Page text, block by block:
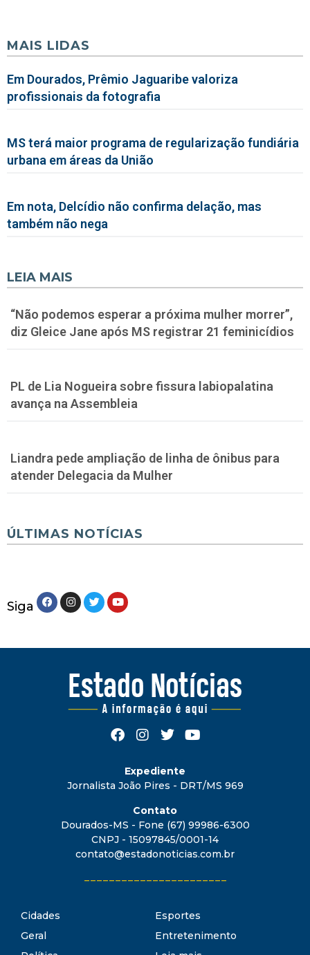
MAIS LIDAS
Em Dourados, Prêmio Jaguaribe valoriza
profissionais da fotografia
MS terá maior programa de regularização fundiária
urbana em áreas da União
Em nota, Delcídio não confirma delação, mas
também não nega
LEIA MAIS
“Não podemos esperar a próxima mulher morrer”,
diz Gleice Jane após MS registrar 21 feminicídios
PL de Lia Nogueira sobre fissura labiopalatina
avança na Assembleia
Liandra pede ampliação de linha de ônibus para
atender Delegacia da Mulher
ÚLTIMAS NOTÍCIAS
Siga
Expediente
Jornalista João Pires - DRT/MS 969
Contato
Dourados-MS - Fone (67) 99986-6300
CNPJ - 15097845/0001-14
contato@estadonoticias.com.br
Cidades
Geral
Esportes
Entretenimento